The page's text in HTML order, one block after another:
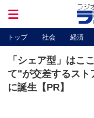
トップ 社会 経済
「シェア型」はこ
て”が交差するス
に誕生【PR】